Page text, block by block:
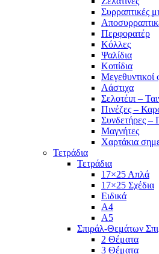
Συρραπτικές
Περφορατέρ
Κόλλες
Ψαλίδια
Κοπίδια
Μεγεθυντικοί
Λάστιχα
Σελοτέιπ –
Πινέζες –
Συνδετήρες –
Μαγνήτες
Χαρτάκια
Τετράδια
Τετράδια
17×25 Απλά
17×25 Σχέδια
Ειδικά
Α4
Α5
Σπιράλ-Θεμάτων
2 Θέματα
3 Θέματα